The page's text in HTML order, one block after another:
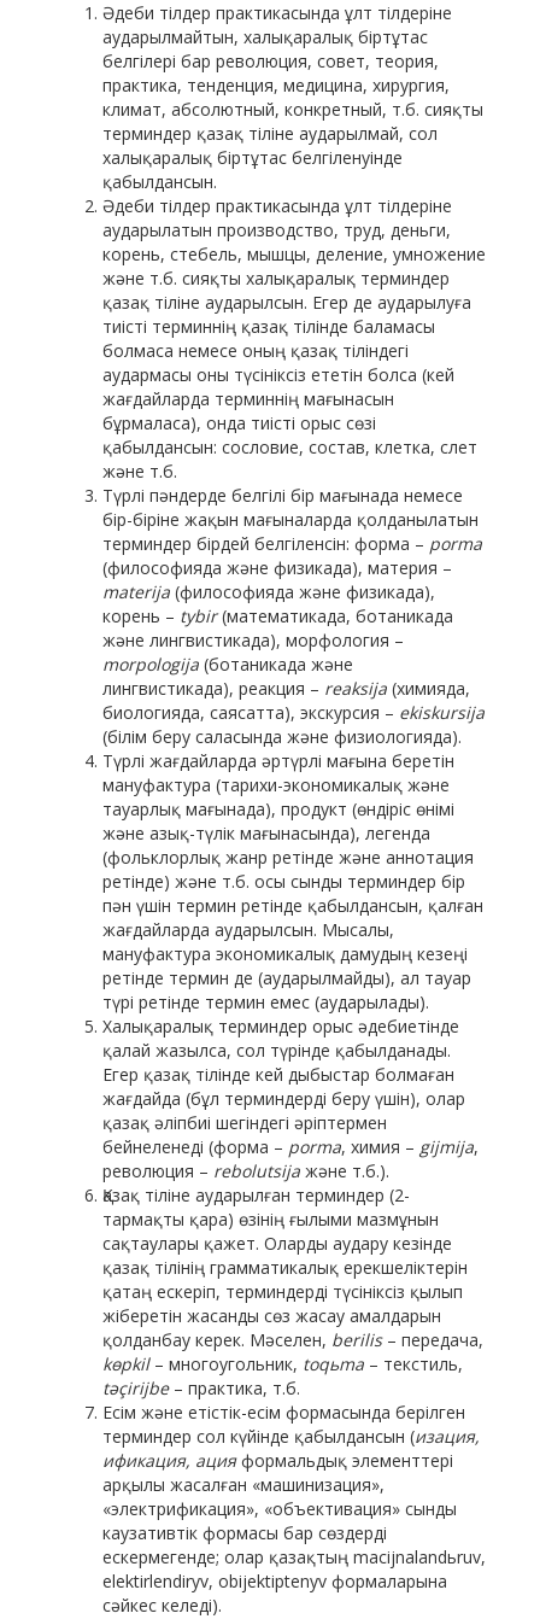
Әдеби тілдер практикасында ұлт тілдеріне
аударылмайтын, халықаралық біртұтас
белгілері бар революция, совет, теория,
практика, тенденция, медицина, хирургия,
климат, абсолютный, конкретный, т.б. сияқты
терминдер қазақ тіліне аударылмай, сол
халықаралық біртұтас белгіленуінде
қабылдансын.
Әдеби тілдер практикасында ұлт тілдеріне
аударылатын производство, труд, деньги,
корень, стебель, мышцы, деление, умножение
және т.б. сияқты халықаралық терминдер
қазақ тіліне аударылсын. Егер де аударылуға
тиісті терминнің қазақ тілінде баламасы
болмаса немесе оның қазақ тіліндегі
аудармасы оны түсініксіз ететін болса (кей
жағдайларда терминнің мағынасын
бұрмаласа), онда тиісті орыс сөзі
қабылдансын: сословие, состав, клетка, слет
және т.б.
Түрлі пәндерде белгілі бір мағынада немесе
бір-біріне жақын мағыналарда қолданылатын
терминдер бірдей белгіленсін: форма – porma
(философияда және физикада), материя –
materija (философияда және физикада),
корень – tybir(математикада, ботаникада
және лингвистикада), морфология –
morpologija (ботаникада және
лингвистикада), реакция – reaksija (химияда,
биологияда, саясатта), экскурсия – ekiskursija
(білім беру саласында және физиологияда).
Түрлі жағдайларда әртүрлі мағына беретін
мануфактура (тарихи-экономикалық және
тауарлық мағынада), продукт (өндіріс өнімі
және азық-түлік мағынасында), легенда
(фольклорлық жанр ретінде және аннотация
ретінде) және т.б. осы сынды терминдер бір
пән үшін термин ретінде қабылдансын, қалған
жағдайларда аударылсын. Мысалы,
мануфактура экономикалық дамудың кезеңі
ретінде термин де (аударылмайды), ал тауар
түрі ретінде термин емес (аударылады).
Халықаралық терминдер орыс әдебиетінде
қалай жазылса, сол түрінде қабылданады.
Егер қазақ тілінде кей дыбыстар болмаған
жағдайда (бұл терминдерді беру үшін), олар
қазақ әліпбиі шегіндегі әріптермен
бейнеленеді (форма – porma, химия – gijmija,
революция – rebolutsija және т.б.).
Қазақ тіліне аударылған терминдер (2-
тармақты қара) өзінің ғылыми мазмұнын
сақтаулары қажет. Оларды аудару кезінде
қазақ тілінің грамматикалық ерекшеліктерін
қатаң ескеріп, терминдерді түсініксіз қылып
жіберетін жасанды сөз жасау амалдарын
қолданбау керек. Мәселен, berilis– передача,
kөpkil– многоугольник, toqьma – текстиль,
tәçirijbe– практика, т.б.
Есім және етістік-есім формасында берілген
терминдер сол күйінде қабылдансын (изация,
ификация, ацияформальдық элементтері
арқылы жасалған «машинизация»,
«электрификация», «объективация» сынды
каузативтік формасы бар сөздерді
ескермегенде; олар қазақтың macijnalandьruv,
elektirlendiryv, obijektiptenyv формаларына
сәйкес келеді).